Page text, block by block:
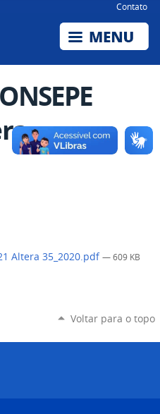
Contato
Altera 35_2020.pdf — 609 KB
Voltar para o topo